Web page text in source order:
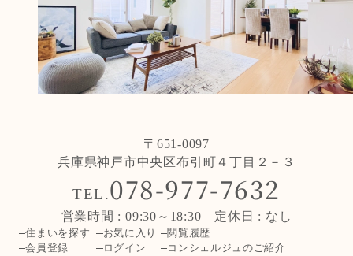
〒651-0097
兵庫県神戸市中央区布引町４丁目２－３
TEL.078-977-7632
営業時間 : 09:30～18:30 定休日 : なし
住まいを探す お気に入り
閲覧履歴
会員登録
ログイン
コンシェルジュのご紹介